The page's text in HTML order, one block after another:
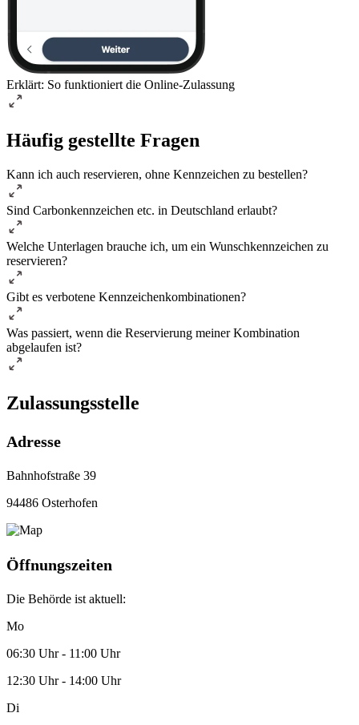
Erklärt: So funktioniert die Online-Zulassung
Häufig gestellte Fragen
Kann ich auch reservieren, ohne Kennzeichen zu bestellen?
Sind Carbonkennzeichen etc. in Deutschland erlaubt?
Welche Unterlagen brauche ich, um ein Wunschkennzeichen zu
reservieren?
Gibt es verbotene Kennzeichenkombinationen?
Was passiert, wenn die Reservierung meiner Kombination
abgelaufen ist?
Zulassungsstelle
Adresse
Bahnhofstraße 39
94486 Osterhofen
Öffnungszeiten
Die Behörde ist aktuell:
Mo
06:30 Uhr - 11:00 Uhr
12:30 Uhr - 14:00 Uhr
Di